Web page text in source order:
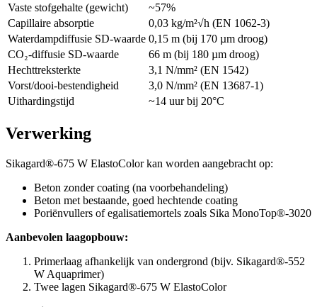
Vaste stofgehalte (gewicht)
~57%
Capillaire absorptie
0,03 kg/m²√h (EN 1062-3)
Waterdampdiffusie SD-waarde 0,15 m (bij 170 µm droog)
CO₂-diffusie SD-waarde
66 m (bij 180 µm droog)
Hechttreksterkte
3,1 N/mm² (EN 1542)
Vorst/dooi-bestendigheid
3,0 N/mm² (EN 13687-1)
Uithardingstijd
~14 uur bij 20°C
Verwerking
Sikagard®-675 W ElastoColor kan worden aangebracht op:
Beton zonder coating (na voorbehandeling)
Beton met bestaande, goed hechtende coating
Poriënvullers of egalisatiemortels zoals Sika MonoTop®-3020
Aanbevolen laagopbouw:
Primerlaag afhankelijk van ondergrond (bijv. Sikagard®-552
W Aquaprimer)
Twee lagen Sikagard®-675 W ElastoColor